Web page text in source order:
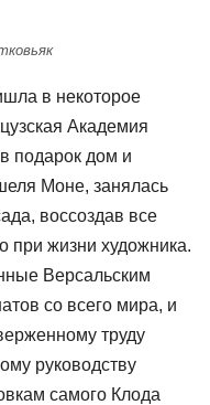
в некоторое
Академия
подарок дом и
Моне, занялась
воссоздав все
при жизни художника.
Версальским
со всего мира, и
труду
руководству
самого Клода